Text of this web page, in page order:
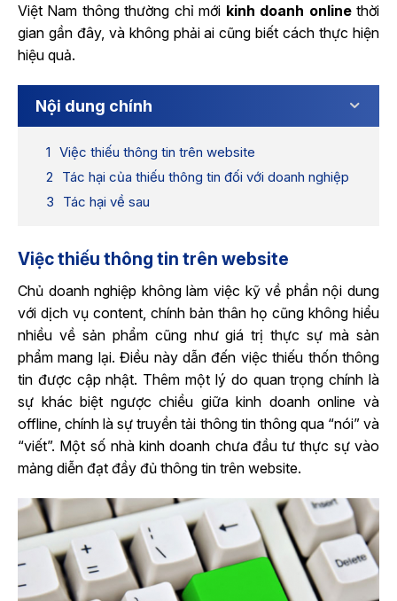
Việt Nam thông thường chỉ mới kinh doanh onlinethời
gian gần đây, và không phải ai cũng biết cách thực hiện
hiệu quả.
Nội dung chính
Việc thiếu thông tin trên website
Tác hại của thiếu thông tin đối với doanh nghiệp
Tác hại về sau
Việc thiếu thông tin trên website
Chủ doanh nghiệp không làm việc kỹ về phần nội dung
với dịch vụ content, chính bản thân họ cũng không hiểu
nhiều về sản phẩm cũng như giá trị thực sự mà sản
phẩm mang lại. Điều này dẫn đến việc thiếu thốn thông
tin được cập nhật. Thêm một lý do quan trọng chính là
sự khác biệt ngược chiều giữa kinh doanh online và
offline, chính là sự truyền tải thông tin thông qua “nói” và
“viết”. Một số nhà kinh doanh chưa đầu tư thực sự vào
mảng diễn đạt đầy đủ thông tin trên website.